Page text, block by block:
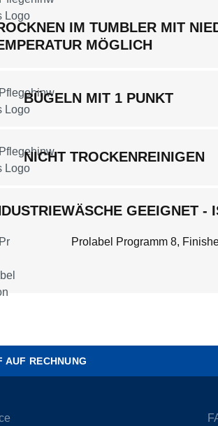
IM TUMBLER MIT
MÖGLICH
BÜGELN MIT 1 PUNKT
NICHT TROCKENREINIGEN
GEEIGNET -
Prolabel Programm 8,
AUF RECHNUNG